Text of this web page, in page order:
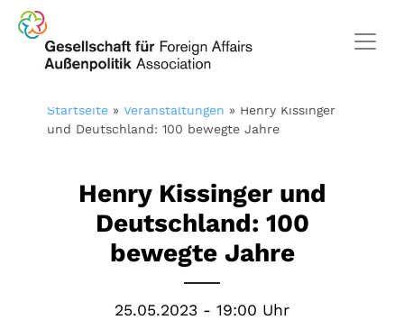
Startseite » Veranstaltungen » Henry Kissinger
und Deutschland: 100 bewegte Jahre
Henry Kissinger und
Deutschland: 100
bewegte Jahre
25.05.2023 - 19:00 Uhr